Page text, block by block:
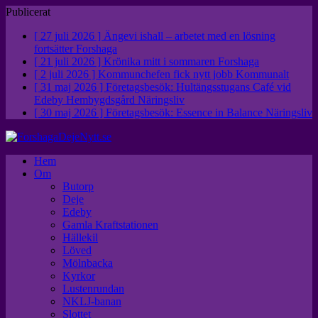
Publicerat
[ 27 juli 2026 ] Ängevi ishall – arbetet med en lösning
fortsätter Forshaga
[ 21 juli 2026 ] Krönika mitt i sommaren Forshaga
[ 2 juli 2026 ] Kommunchefen fick nytt jobb Kommunalt
[ 31 maj 2026 ] Företagsbesök: Hultängsstugans Café vid
Edeby Hembygdsgård Näringsliv
[ 30 maj 2026 ] Företagsbesök: Essence in Balance Näringsliv
Hem
Om
Butorp
Deje
Edeby
Gamla Kraftstationen
Hällekil
Löved
Mölnbacka
Kyrkor
Lustenrundan
NKLJ-banan
Slottet